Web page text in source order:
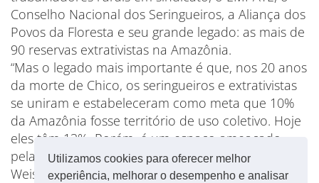
Utilizamos cookies para oferecer melhor
experiência, melhorar o desempenho e analisar
Conselho Nacional dos Seringueiros, a Aliança dos
Povos da Floresta e seu grande legado: as mais de
90 reservas extrativistas na Amazônia.
“Mas o legado mais importante é que, nos 20 anos
da morte de Chico, os seringueiros e extrativistas
se uniram e estabeleceram como meta que 10%
da Amazônia fosse território de uso coletivo. Hoje
eles têm 13%. Porém, é um espaço ameaçado
pelas políticas do golpe de 2016”, informa Zezé
Weiss, organizadora da exposição.